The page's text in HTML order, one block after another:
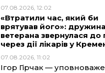
07.08.2026, 12:02
«Втратили час, який би
врятував його»: дружина
ветерана звернулася до
через дії лікарів у
07.08.2026, 11:02
Ігор Гірчак —